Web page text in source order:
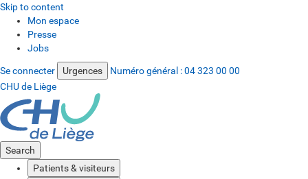
Skip to content
Mon espace
Presse
Jobs
Se connecter Urgences Numéro général :04 323 00 00
CHU de Liège
Search
Patients & visiteurs